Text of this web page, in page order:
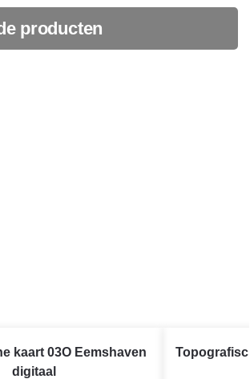
producten
kaart 03O Eemshaven
digitaal